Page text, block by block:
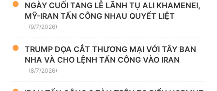
NGÀY CUỐI TANG LỄ LÃNH TỤ ALI KHAMENEI,
MỸ-IRAN TẤN CÔNG NHAU QUYẾT LIỆT
(9/7/2026)
TRUMP DỌA CẮT THƯƠNG MẠI VỚI TÂY BAN
NHA VÀ CHO LỆNH TẤN CÔNG VÀO IRAN
(8/7/2026)